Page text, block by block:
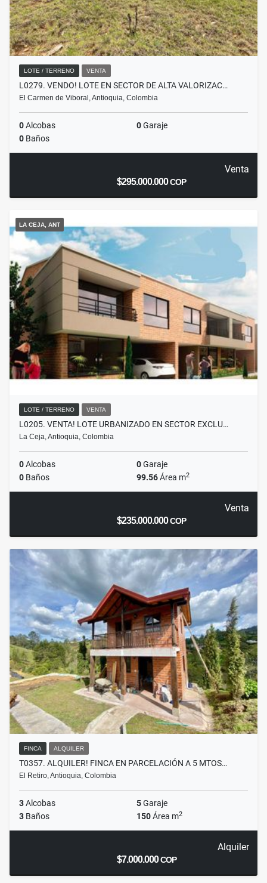
LOTE / TERRENO VENTA
L0279. VENDO! LOTE EN SECTOR DE ALTA VALORIZAC…
El Carmen de Viboral, Antioquia, Colombia
0Alcobas 0Garaje
0 Baños
Venta
$295.000.000COP
LA CEJA, ANT
LOTE / TERRENO VENTA
L0205. VENTA! LOTE URBANIZADO EN SECTOR EXCLU…
La Ceja, Antioquia, Colombia
0Alcobas 0Garaje
0 Baños 99.56Área m2
Venta
$235.000.000COP
FINCA ALQUILER
T0357. ALQUILER! FINCA EN PARCELACIÓN A 5 MTOS…
El Retiro, Antioquia, Colombia
3Alcobas 5Garaje
3 Baños 150Área m2
Alquiler
$7.000.000COP